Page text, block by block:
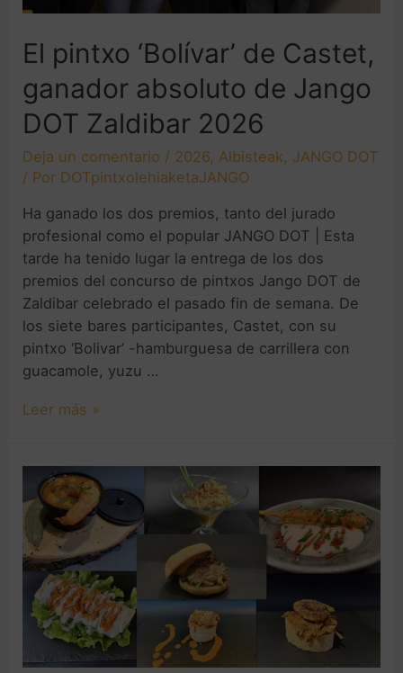
El pintxo ‘Bolívar’ de Castet,
ganador absoluto de Jango
DOT Zaldibar 2026
Deja un comentario / 2026, Albisteak, JANGO DOT
/ Por DOTpintxolehiaketaJANGO
Ha ganado los dos premios, tanto del jurado
profesional como el popular JANGO DOT | Esta
tarde ha tenido lugar la entrega de los dos
premios del concurso de pintxos Jango DOT de
Zaldibar celebrado el pasado fin de semana. De
los siete bares participantes, Castet, con su
pintxo ‘Bolivar’ -hamburguesa de carrillera con
guacamole, yuzu …
Leer más »